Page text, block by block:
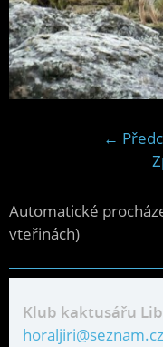
←
Automatické
vteřinách)
Klub kaktusářu
horaljiri@seznam.cz